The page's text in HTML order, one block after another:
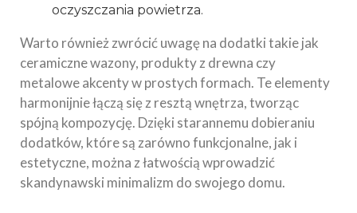
oczyszczania powietrza.
Warto również zwrócić uwagę na dodatki takie jak
ceramiczne wazony, produkty z drewna czy
metalowe akcenty w prostych formach. Te elementy
harmonijnie łączą się z resztą wnętrza, tworząc
spójną kompozycję. Dzięki starannemu dobieraniu
dodatków, które są zarówno funkcjonalne, jak i
estetyczne, można z łatwością wprowadzić
skandynawski minimalizm do swojego domu.